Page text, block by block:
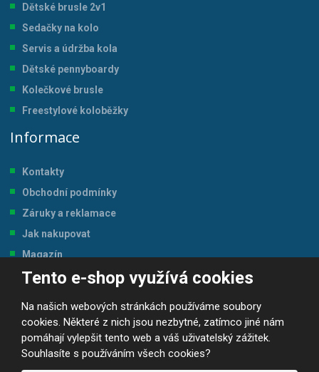
Tento e-shop využívá cookies
Na našich webových stránkách používáme soubory
cookies. Některé z nich jsou nezbytné, zatímco jiné nám
pomáhají vylepšit tento web a váš uživatelský zážitek.
Souhlasíte s používáním všech cookies?
Dětské brusle 2v1
Sedačky na kolo
Servis a údržba kola
Dětské pennyboardy
Kolečkové brusle
Freestylové koloběžky
Informace
Kontakty
Obchodní podmínky
Záruky a reklamace
Jak nakupovat
Magazín
Tabulka velikostí
© 2026, JP-SPORT.CZ SPORTOVNÍ POTŘEBY